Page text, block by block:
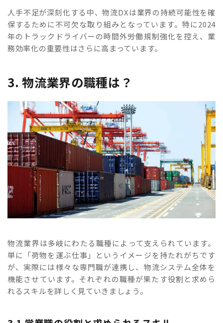
人手不足が深刻化する中、物流DXは業界の持続可能性を確
保するために不可欠な取り組みとなっています。特に2024
年のトラックドライバーの時間外労働規制強化を控え、業
務効率化の重要性はさらに高まっています。
3. 物流業界の職種は？
物流業界は多岐にわたる職種によって支えられています。
単に「荷物を運ぶ仕事」というイメージを持たれがちです
が、実際には様々な専門職が連携し、物流システム全体を
機能させています。それぞれの職種が果たす役割と求めら
れるスキルを詳しく見ていきましょう。